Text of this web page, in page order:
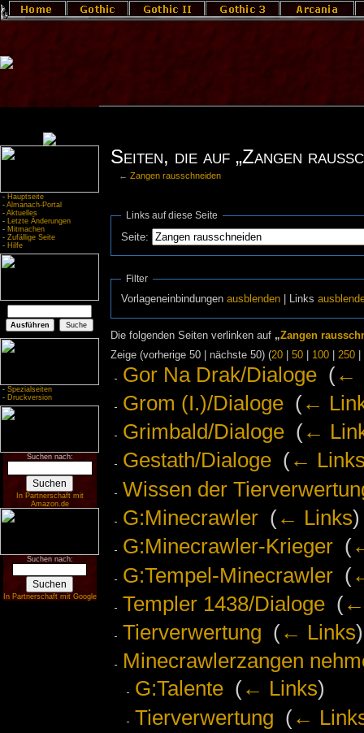
- Hauptseite
- Almanach-Portal
- Aktuelles
- Letzte Änderungen
- Mitmachen
- Zufällige Seite
- Hilfe
- Spezialseiten
- Druckversion
Suchen nach:
In Partnerschaft mit
Amazon.de
Suchen nach:
In Partnerschaft mit Google
Seiten, die auf „Zangen
←Zangen rausschneiden
Links auf diese Seite
Seite:
Filter
Vorlageneinbindungenausblenden | Links
Die folgenden Seiten verlinken auf „Zangen
Zeige (vorherige 50 | nächste 50) (20| 50| 100| 250|
Gor Na Drak/Dialoge‎ (←
Grom (I.)/Dialoge‎ (←
Grimbald/Dialoge‎ (←
Gestath/Dialoge‎ (←
Wissen der
G:Minecrawler‎ (← Links)
G:Minecrawler-Krieger‎ (
G:Tempel-Minecrawler‎ (
Templer 1438/Dialoge‎ (←
Tierverwertung (← Links)
Minecrawlerzangen
G:Talente‎ (← Links)
Tierverwertung (←